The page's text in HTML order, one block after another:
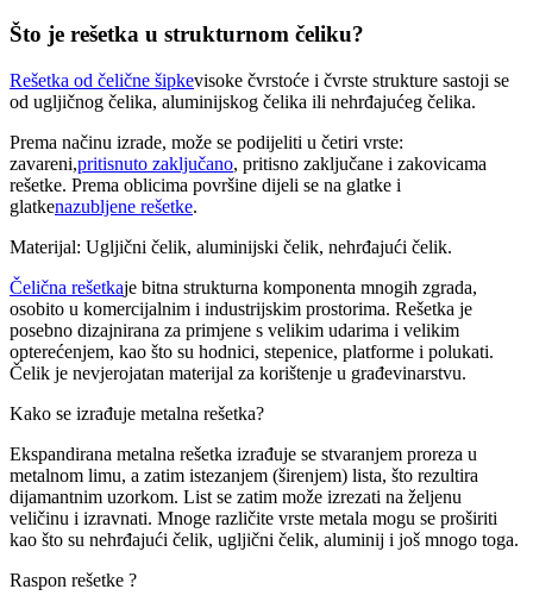
Što je rešetka u strukturnom čeliku?
Rešetka od čelične šipkevisoke čvrstoće i čvrste strukture sastoji se
od ugljičnog čelika, aluminijskog čelika ili nehrđajućeg čelika.
Prema načinu izrade, može se podijeliti u četiri vrste:
zavareni,pritisnuto zaključano, pritisno zaključane i zakovicama
rešetke. Prema oblicima površine dijeli se na glatke i
glatkenazubljene rešetke.
Materijal: Ugljični čelik, aluminijski čelik, nehrđajući čelik.
Čelična rešetkaje bitna strukturna komponenta mnogih zgrada,
osobito u komercijalnim i industrijskim prostorima. Rešetka je
posebno dizajnirana za primjene s velikim udarima i velikim
opterećenjem, kao što su hodnici, stepenice, platforme i polukati.
Čelik je nevjerojatan materijal za korištenje u građevinarstvu.
Kako se izrađuje metalna rešetka?
Ekspandirana metalna rešetka izrađuje se stvaranjem proreza u
metalnom limu, a zatim istezanjem (širenjem) lista, što rezultira
dijamantnim uzorkom. List se zatim može izrezati na željenu
veličinu i izravnati. Mnoge različite vrste metala mogu se proširiti
kao što su nehrđajući čelik, ugljični čelik, aluminij i još mnogo toga.
Raspon rešetke ?